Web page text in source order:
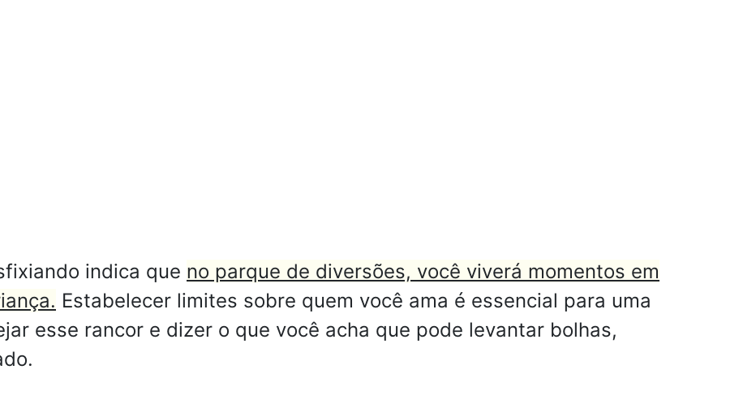
indica que no parque de diversões, você viverá momentos em
Estabelecer limites sobre quem você ama é essencial para uma
esse rancor e dizer o que você acha que pode levantar bolhas,